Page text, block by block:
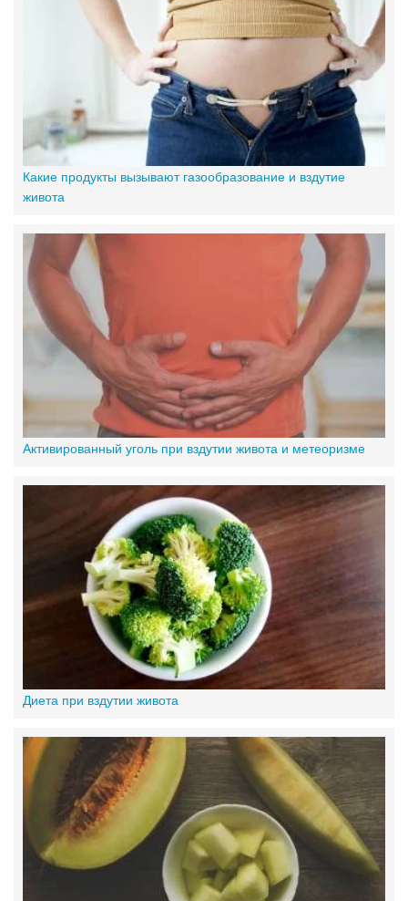
Какие продукты вызывают газообразование и вздутие
живота
Активированный уголь при вздутии живота и метеоризме
Диета при вздутии живота